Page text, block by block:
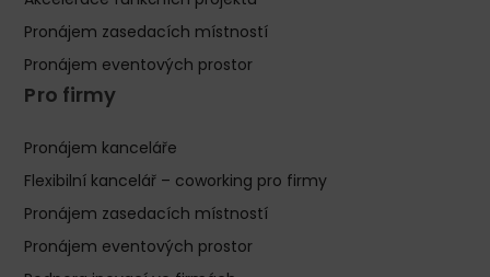
Pronájem zasedacích místností
Pronájem eventových prostor
Pro firmy
Pronájem kanceláře
Flexibilní kancelář – coworking pro firmy
Pronájem zasedacích místností
Pronájem eventových prostor